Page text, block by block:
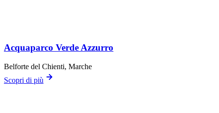
Acquaparco Verde Azzurro
Belforte del Chienti, Marche
Scopri di più